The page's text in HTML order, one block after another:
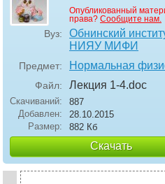
Опубликованный
права? Сообщите нам.
Вуз:
Обнинский
НИЯУ МИФИ
Предмет: Нормальная
Файл: Лекция 1-4.doc
Скачиваний:
887
Добавлен:
28.10.2015
Размер:
882 Кб
Скачать